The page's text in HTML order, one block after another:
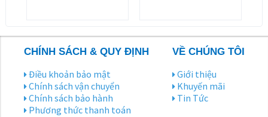
CHÍNH SÁCH & QUY ĐỊNH
Điều khoản bảo mật
Chính sách vận chuyển
Chính sách bảo hành
Phương thức thanh toán
VỀ CHÚNG TÔI
Giới thiệu
Khuyến mãi
Tin Tức